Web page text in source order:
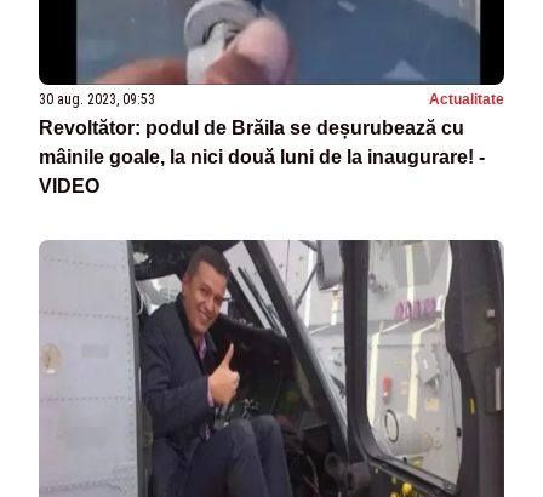
30 aug. 2023, 09:53 Actualitate
Revoltător: podul de Brăila se deșurubează cu
mâinile goale, la nici două luni de la inaugurare! -
VIDEO